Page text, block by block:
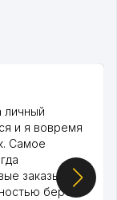
личный
и я вовремя
Самое
заказы,
берет